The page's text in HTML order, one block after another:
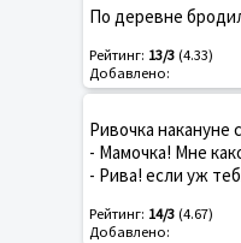
По деревне
Рейтинг: 13/3(4.33)
Добавлено:
Ривочка накануне
- Мамочка! Мне
- Рива! если уж
Рейтинг: 14/3(4.67)
Добавлено: